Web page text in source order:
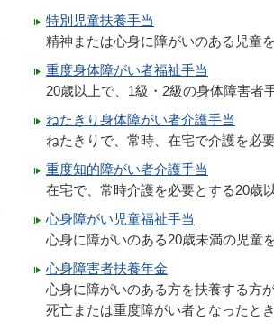
特別児童扶養手当
精神または心身に障がいのある児童
重度身体障がい者福祉手当
20歳以上で、1級・2級の身体障害者
ねたきり身体障がい者介護手当
ねたきりで、常時、在宅で介護を必
重度知的障がい者介護手当
在宅で、常時介護を必要とする20歳
心身障がい児童福祉手当
心身に障がいのある20歳未満の児童
心身障害者扶養年金
心身に障がいのある方を扶養する方
死亡または重度障がい者となったと